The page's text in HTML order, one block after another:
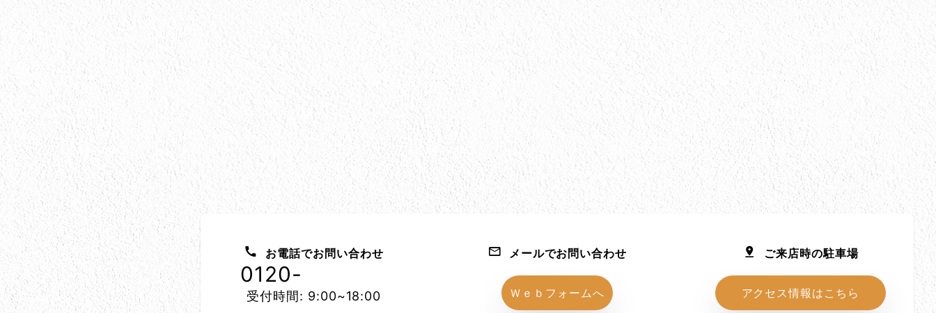
お問い合わせ方法
お電話でお問い合わせ
0120-
受付時間: 9:00~18:00
メールでお問い合わせ
Ｗｅｂフォームへ
ご来店時の駐車場
アクセス情報はこちら
所在地